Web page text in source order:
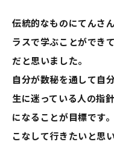
伝統的なものにてんさ
ラスで学ぶことができ
だと思いました。
自分が数秘を通して自
生に迷っている人の指
になることが目標です
こなして行きたいと思